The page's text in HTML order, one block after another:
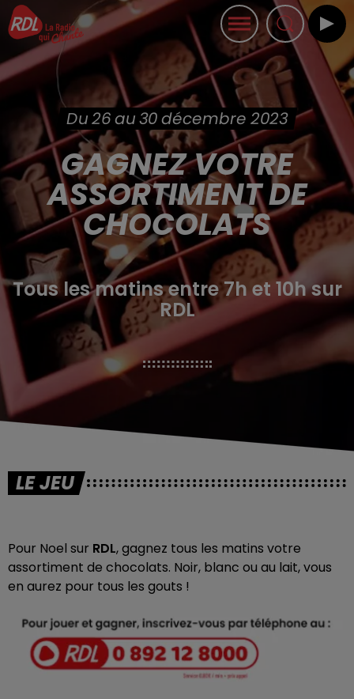
Du 26 au 30 décembre 2023
GAGNEZ VOTRE
ASSORTIMENT DE
CHOCOLATS
Tous les matins entre 7h et 10h sur
RDL
LE JEU
Pour Noel sur RDL, gagnez tous les matins votre
assortiment de chocolats. Noir, blanc ou au lait, vous
en aurez pour tous les gouts !